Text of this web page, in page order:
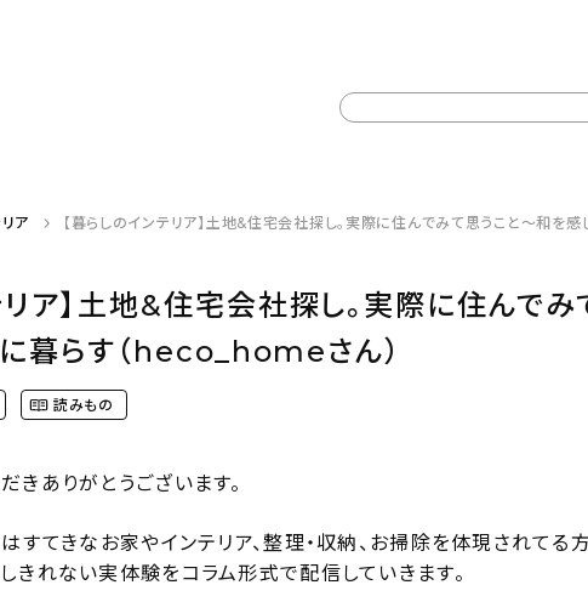
カテゴリー一覧カテゴリー一覧
ア 【暮らしのインテリア】土地&住宅会社探し。実際に住んでみて思うこと〜和を
リア】土地&住宅会社探し。実際に住んでみ
暮らす（heco_homeさん）
読みもの
きありがとうございます。
はすてきなお家やインテリア、整理・収納、お掃除を体現されてる
きれない実体験をコラム形式で配信していきます。